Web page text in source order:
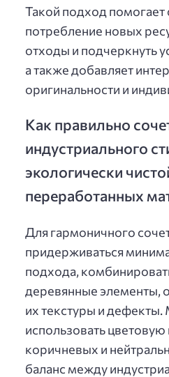
Такой подход помогает
потребление новых
отходы и подчеркнуть
а также добавляет
оригинальности и
Как правильно
индустриального
экологически
переработанных
Для гармоничного
придерживаться
подхода,
деревянные элементы,
их текстуры и
использовать цветовую
коричневых и
баланс между